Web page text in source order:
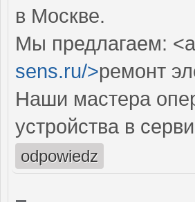
в Москве.
Мы предлагаем:
sens.ru/>ремонт
Наши мастера
устройства в
odpowiedz